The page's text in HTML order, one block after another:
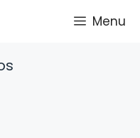
Menu